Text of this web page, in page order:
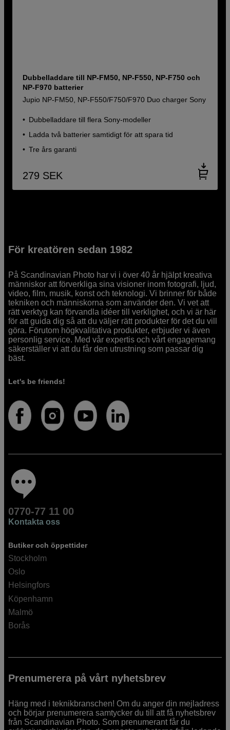
Dubbelladdare till NP-FM50, NP-F550, NP-F750 och
NP-F970 batterier
Jupio NP-FM50, NP-F550/F750/F970 Duo charger Sony
Dubbelladdare till flera Sony-modeller
Ladda två batterier samtidigt för att spara tid
Tre års garanti
279 SEK
För kreatören sedan 1982
På Scandinavian Photo har vi i över 40 år hjälpt kreativa
människor att förverkliga sina visioner inom fotografi, ljud,
video, film, musik, konst och teknologi. Vi brinner för både
tekniken och människorna som använder den. Vi vet att
rätt verktyg kan förvandla idéer till verklighet, och vi är här
för att guida dig så att du väljer rätt produkter för det du vill
göra. Förutom högkvalitativa produkter, erbjuder vi även
personlig service. Med vår expertis och vårt engagemang
säkerställer vi att du får den utrustning som passar dig
bäst.
Let's be friends!
0770-77 11 00
Kontakta oss
Butiker och öppettider
Stockholm
Oslo
Helsingfors
Köpenhamn
Malmö
Borås
Prenumerera på vårt nyhetsbrev
Häng med i teknikbranschen! Om du anger din mejladress
och börjar prenumerera samtycker du till att få nyhetsbrev
från Scandinavian Photo. Som prenumerant får du